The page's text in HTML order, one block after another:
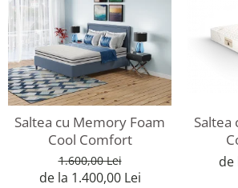
Saltea cu Memory Foam
Cool Comfort
1.600,00 Lei
de la 1.400,00 Lei
Saltea
de